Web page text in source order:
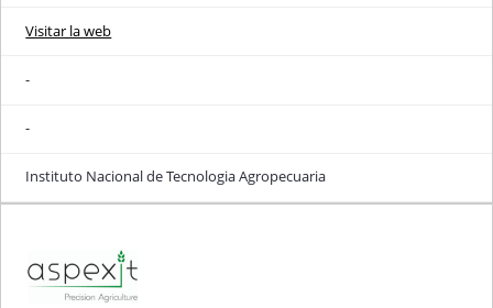
Visitar la web
-
-
Instituto Nacional de Tecnologia Agropecuaria